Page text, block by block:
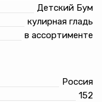
Детский Бум
кулирная гладь
в ассортименте
Россия
152